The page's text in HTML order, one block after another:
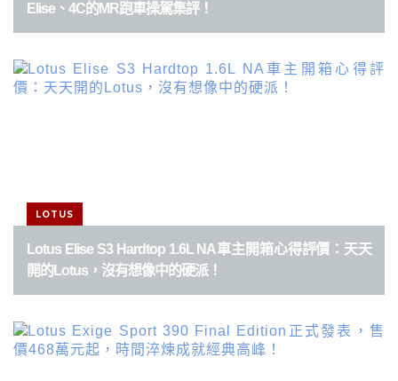
Elise、4C的MR跑車操駕集評！
LOTUS
Lotus Elise S3 Hardtop 1.6L NA車主開箱心得評價：天天
開的Lotus，沒有想像中的硬派！